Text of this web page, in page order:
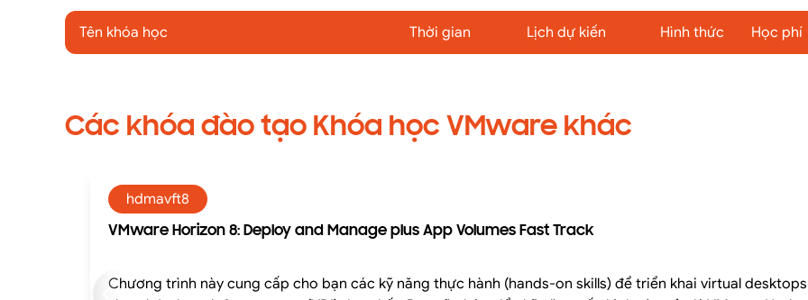
Tên khóa học Thời gian Lịch dự kiến Hình thức Học phí
Các khóa đào tạo Khóa học VMware khác
hdmavft8
VMware Horizon 8: Deploy and Manage plus App Volumes Fast Track
Chương trình này cung cấp cho bạn các kỹ năng thực hành (hands-on skills) để triển khai virtual